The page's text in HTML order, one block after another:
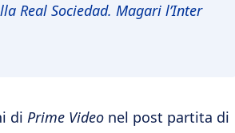
Real Sociedad. Magari l’Inter
di Prime Video nel post partita di